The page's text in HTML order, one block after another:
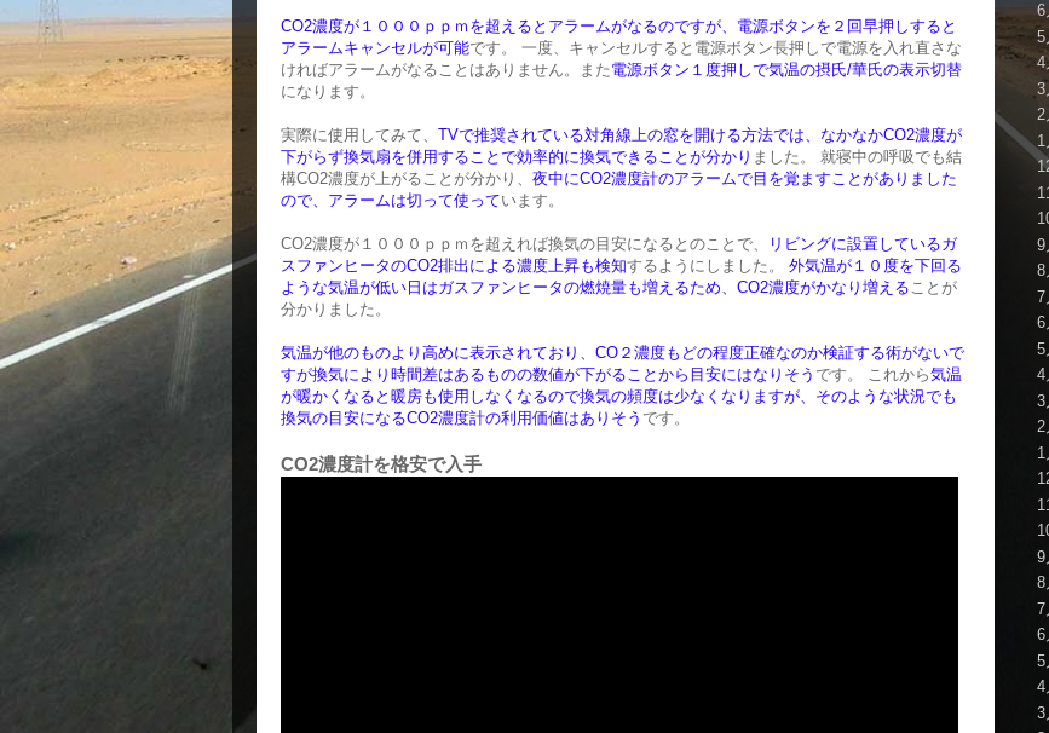
CO2濃度が１０００ｐｐｍを超えるとアラームがなるのですが、電源ボタンを２回早押しすると
アラームキャンセルが可能です。 一度、キャンセルすると電源ボタン長押しで電源を入れ直さな
ければアラームがなることはありません。また電源ボタン１度押しで気温の摂氏/華氏の表示切替
になります。
実際に使用してみて、 TVで推奨されている対角線上の窓を開ける方法では、なかなかCO2濃度が
下がらず換気扇を併用することで効率的に換気できることが分かり ました。 就寝中の呼吸でも結
構CO2濃度が上がることが分かり、 夜中にCO2濃度計のアラームで目を覚ますことがありました
ので、アラームは切って使っています。
CO2濃度が１０００ｐｐｍを超えれば換気の目安になるとのことで、
リビングに設置しているガ
スファンヒータのCO2排出による濃度上昇も検知するようにしました。 外気温が１０度を下回る
ような気温が低い日はガスファンヒータの燃焼量も増えるため、CO2濃度がかなり増える ことが
分かりました。
気温が他のものより高めに表示されており、CO２濃度もどの程度正確なのか検証する術がないで
すが換気により時間差はあるものの数値が下がることから目安にはなりそう です。 これから気温
が暖かくなると暖房も使用しなくなるので換気の頻度は少なくなりますが、そのような状況でも
換気の目安になるCO2濃度計の利用価値はありそう です。
CO2濃度計を格安で入手
6
5
4
3
2
9
8
7
6
5
4
3
2
9
8
7
6
5
4
3